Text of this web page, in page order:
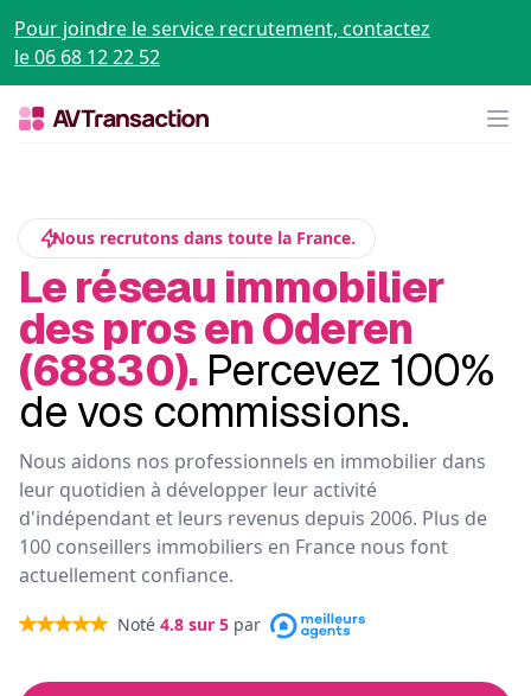
Pour joindre le service recrutement, contactez
le 06 68 12 22 52
Nous recrutons dans toute la France.
Le réseau immobilier
des pros en Oderen
(68830). Percevez 100%
de vos commissions.
Nous aidons nos professionnels en immobilier dans
leur quotidien à développer leur activité
d'indépendant et leurs revenus depuis 2006. Plus de
100 conseillers immobiliers en France nous font
actuellement confiance.
Noté 4.8 sur 5 par